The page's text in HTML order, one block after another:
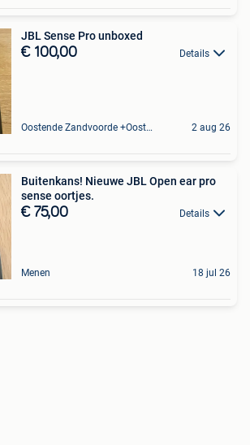
JBL Sense Pro unboxed
€ 100,00 Details
Oostende Zandvoorde +Oostende 2 aug 26
Buitenkans! Nieuwe JBL Open ear pro
sense oortjes.
€ 75,00 Details
Menen 18 jul 26